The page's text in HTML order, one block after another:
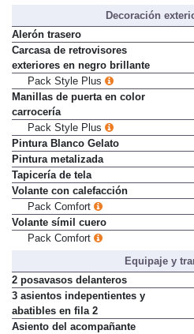
Decoración
Alerón trasero
Carcasa de retrovisores
exteriores en negro brillante
Pack Style Plus
Manillas de puerta en color
carrocería
Pack Style Plus
Pintura Blanco Gelato
Pintura metalizada
Tapicería de tela
Volante con calefacción
Pack Comfort
Volante símil cuero
Pack Comfort
Equipaje y
2 posavasos delanteros
3 asientos indepentientes y
abatibles en fila 2
Asiento del acompañante